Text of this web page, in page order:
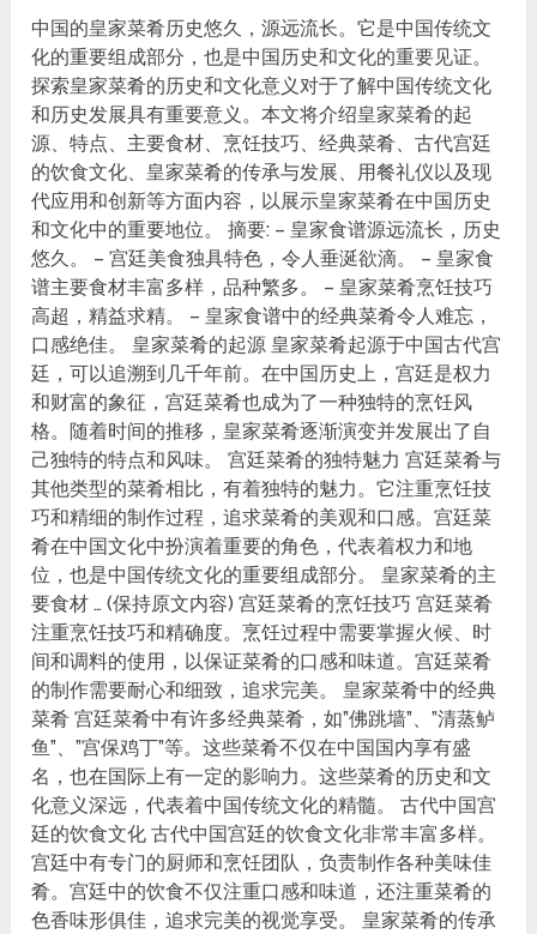
中国的皇家菜肴历史悠久，源远流长。它是中国传统文
化的重要组成部分，也是中国历史和文化的重要见证。
探索皇家菜肴的历史和文化意义对于了解中国传统文化
和历史发展具有重要意义。本文将介绍皇家菜肴的起
源、特点、主要食材、烹饪技巧、经典菜肴、古代宫廷
的饮食文化、皇家菜肴的传承与发展、用餐礼仪以及现
代应用和创新等方面内容，以展示皇家菜肴在中国历史
和文化中的重要地位。 摘要: – 皇家食谱源远流长，历史
悠久。 – 宫廷美食独具特色，令人垂涎欲滴。 – 皇家食
谱主要食材丰富多样，品种繁多。 – 皇家菜肴烹饪技巧
高超，精益求精。 – 皇家食谱中的经典菜肴令人难忘，
口感绝佳。 皇家菜肴的起源 皇家菜肴起源于中国古代宫
廷，可以追溯到几千年前。在中国历史上，宫廷是权力
和财富的象征，宫廷菜肴也成为了一种独特的烹饪风
格。随着时间的推移，皇家菜肴逐渐演变并发展出了自
己独特的特点和风味。 宫廷菜肴的独特魅力 宫廷菜肴与
其他类型的菜肴相比，有着独特的魅力。它注重烹饪技
巧和精细的制作过程，追求菜肴的美观和口感。宫廷菜
肴在中国文化中扮演着重要的角色，代表着权力和地
位，也是中国传统文化的重要组成部分。 皇家菜肴的主
要食材 … (保持原文内容) 宫廷菜肴的烹饪技巧 宫廷菜肴
注重烹饪技巧和精确度。烹饪过程中需要掌握火候、时
间和调料的使用，以保证菜肴的口感和味道。宫廷菜肴
的制作需要耐心和细致，追求完美。 皇家菜肴中的经典
菜肴 宫廷菜肴中有许多经典菜肴，如”佛跳墙”、”清蒸鲈
鱼”、”宫保鸡丁”等。这些菜肴不仅在中国国内享有盛
名，也在国际上有一定的影响力。这些菜肴的历史和文
化意义深远，代表着中国传统文化的精髓。 古代中国宫
廷的饮食文化 古代中国宫廷的饮食文化非常丰富多样。
宫廷中有专门的厨师和烹饪团队，负责制作各种美味佳
肴。宫廷中的饮食不仅注重口感和味道，还注重菜肴的
色香味形俱佳，追求完美的视觉享受。 皇家菜肴的传承